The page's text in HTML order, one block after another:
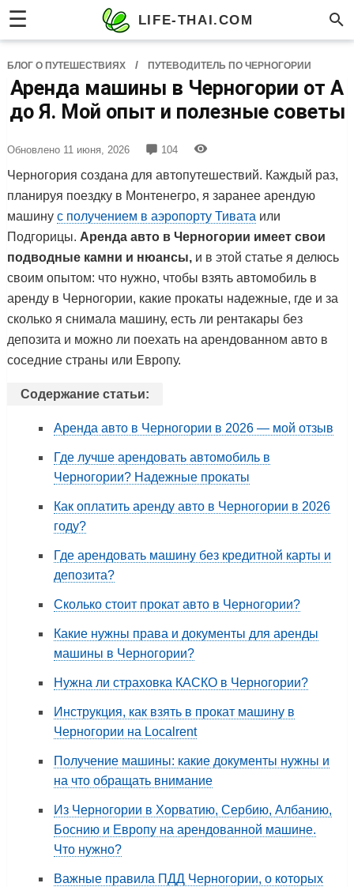
☰ LIFE-THAI.COM
БЛОГ О ПУТЕШЕСТВИЯХ / ПУТЕВОДИТЕЛЬ ПО ЧЕРНОГОРИИ
Аренда машины в Черногории от А
до Я. Мой опыт и полезные советы
Обновлено 11 июня, 2026 104
Черногория создана для автопутешествий. Каждый раз,
планируя поездку в Монтенегро, я заранее арендую
машину с получением в аэропорту Тивата или
Подгорицы. Аренда авто в Черногории имеет свои
подводные камни и нюансы,и в этой статье я делюсь
своим опытом: что нужно, чтобы взять автомобиль в
аренду в Черногории, какие прокаты надежные, где и за
сколько я снимала машину, есть ли рентакары без
депозита и можно ли поехать на арендованном авто в
соседние страны или Европу.
Содержание статьи:
Аренда авто в Черногории в 2026 — мой отзыв
Где лучше арендовать автомобиль в
Черногории? Надежные прокаты
Как оплатить аренду авто в Черногории в 2026
году?
Где арендовать машину без кредитной карты и
депозита?
Сколько стоит прокат авто в Черногории?
Какие нужны права и документы для аренды
машины в Черногории?
Нужна ли страховка КАСКО в Черногории?
Инструкция, как взять в прокат машину в
Черногории на Localrent
Получение машины: какие документы нужны и
на что обращать внимание
Из Черногории в Хорватию, Сербию, Албанию,
Боснию и Европу на арендованной машине.
Что нужно?
Важные правила ПДД Черногории, о которых